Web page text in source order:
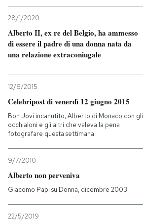
28/1/2020
Alberto II, ex re del Belgio, ha ammesso
di essere il padre di una donna nata da
una relazione extraconiugale
12/6/2015
Celebripost di venerdì 12 giugno 2015
Bon Jovi incanutito, Alberto di Monaco con gli
occhialoni e gli altri che valeva la pena
fotografare questa settimana
9/7/2010
Alberto non perveniva
Giacomo Papi su Donna, dicembre 2003
22/5/2019